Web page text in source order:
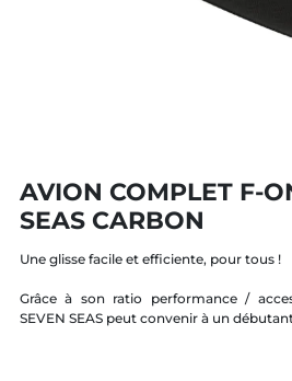
AVION COMPLET F-
SEAS CARBON
Une glisse facile et efficiente, pour tous !
Grâce à son ratio performance /
SEVEN SEAS peut convenir à un